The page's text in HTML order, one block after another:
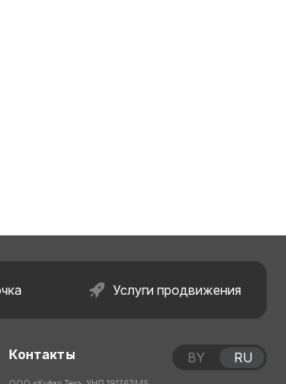
Услуги продвижения
Контакты BY RU